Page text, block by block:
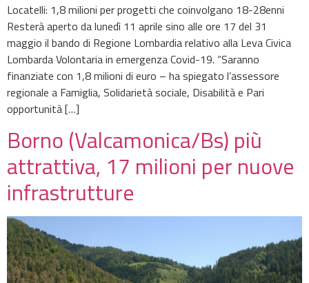
Locatelli: 1,8 milioni per progetti che coinvolgano 18-28enni
Resterà aperto da lunedì 11 aprile sino alle ore 17 del 31
maggio il bando di Regione Lombardia relativo alla Leva Civica
Lombarda Volontaria in emergenza Covid-19. “Saranno
finanziate con 1,8 milioni di euro – ha spiegato l’assessore
regionale a Famiglia, Solidarietà sociale, Disabilità e Pari
opportunità […]
Borno (Valcamonica/Bs) più
attrattiva, 17 milioni per nuove
infrastrutture